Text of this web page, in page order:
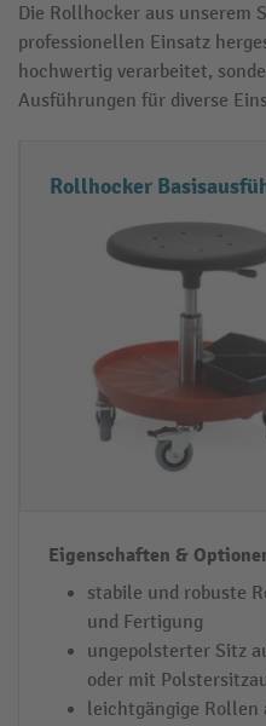
Die Rollhocker aus unserem
professionellen Einsatz
hochwertig verarbeitet,
Ausführungen für diverse
R
l
o
k
e
T
p
Ei
g
n
s
c
h
t
e
&
ti
o
n
Rollhocker
stabile und robuste
und Fertigung
ungepolsterter Sitz
oder mit
leichtgängige